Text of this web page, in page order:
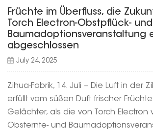
Früchte im Überfluss, die
Torch Electron-Obstpflück- und
Baumadoptionsveranstaltung
abgeschlossen
July 24, 2025
Zihua-Fabrik, 14. Juli – Die Luft in der
erfüllt vom süßen Duft frischer
Gelächter, als die von Torch Electron
Obsternte- und